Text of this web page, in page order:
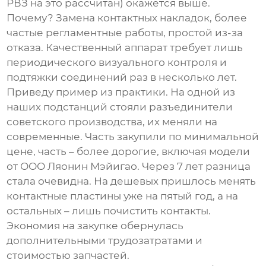
РВЗ на это рассчитан) окажется выше.
Почему? Замена контактных накладок, более
частые регламентные работы, простой из-за
отказа. Качественный аппарат требует лишь
периодического визуального контроля и
подтяжки соединений раз в несколько лет.
Приведу пример из практики. На одной из
наших подстанций стояли разъединители
советского производства, их меняли на
современные. Часть закупили по минимальной
цене, часть – более дорогие, включая модели
от ООО Ляонин Мэйигао. Через 7 лет разница
стала очевидна. На дешевых пришлось менять
контактные пластины уже на пятый год, а на
остальных – лишь почистить контакты.
Экономия на закупке обернулась
дополнительными трудозатратами и
стоимостью запчастей.